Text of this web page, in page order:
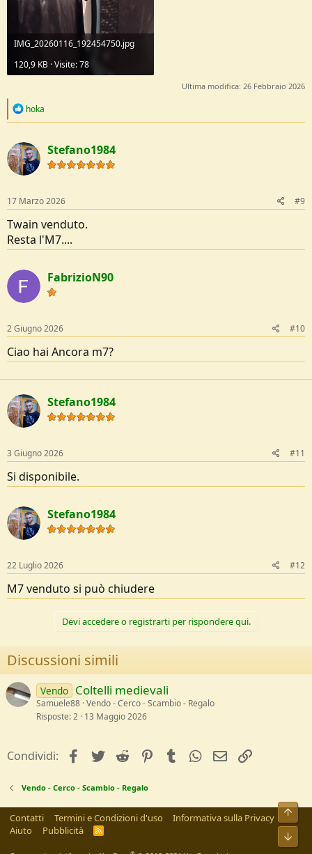
IMG_20260116_192454750.jpg
120,9 KB · Visite: 78
Ultima modifica: 26 Febbraio 2026
R
c
t
i
o
s
:
hoka
Stefano1984
17 Marzo 2026 #9
Twain venduto.
Resta l'M7....
FabrizioN90
2 Giugno 2026 #10
Ciao hai Ancora m7?
Stefano1984
3 Giugno 2026 #11
Si disponibile.
Stefano1984
22 Luglio 2026 #12
M7 venduto si può chiudere
Devi accedere o registrarti per rispondere qui.
Discussioni simili
Vendo Coltelli medievali
Samuele88 Vendo - Cerco - Scambio - Regalo
Risposte 2 13 Maggio 2026
Condividi: facebookTwitterReddit PinterestTumblrWhatsApp
e-mail
Vendo - Cerco - Scambio - Regalo
Contatti Termini e Condizioni d'uso
Informativa sulla Privacy
Aiuto
Pubblicità
R
Alto